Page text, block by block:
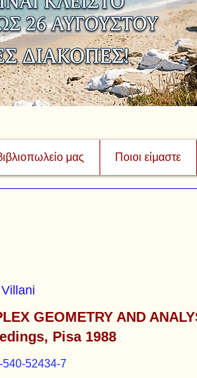
μας Ποιοι είμαστε
GEOMETRY AND
Pisa 1988
540-52434-7